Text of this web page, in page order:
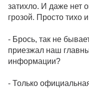
затихло. И даже нет
грозой. Просто тихо
- Брось, так не
приезжал наш
информации?
- Только